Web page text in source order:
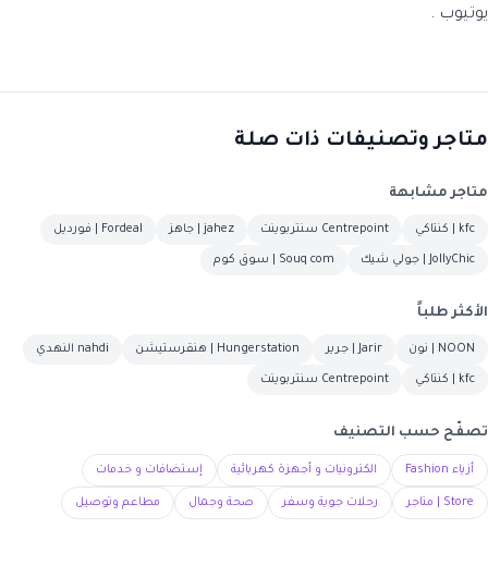
يوتيوب .
متاجر وتصنيفات ذات صلة
متاجر مشابهة
kfc | كنتاكي Centrepoint سنتربوينت jahez | جاهز Fordeal | فورديل
JollyChic | جولي شيك Souq com | سوق كوم
الأكثر طلباً
NOON | نون Jarir | جرير Hungerstation | هنقرستيشن nahdi النهدي
kfc | كنتاكي Centrepoint سنتربوينت
تصفّح حسب التصنيف
أزياء Fashion الكترونيات و أجهزة كهربائية إستضافات و خدمات
Store | متاجر رحلات جوية وسفر صحة وجمال مطاعم وتوصيل